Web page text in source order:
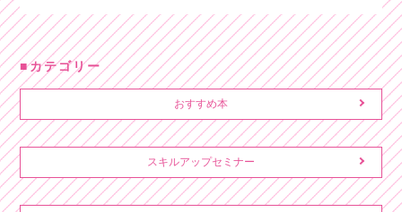
カテゴリー
おすすめ本
スキルアップセミナー